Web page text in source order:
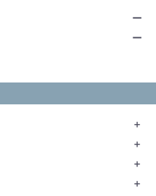
ー
ー
＋
＋
＋
＋